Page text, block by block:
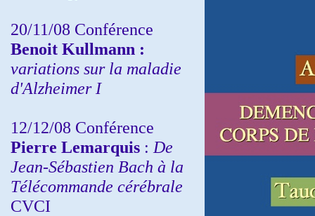
20/11/08 Conférence
Benoit Kullmann :
variations sur la maladie
d'Alzheimer I
12/12/08 Conférence
Pierre Lemarquis : De
Jean-Sébastien Bach à la
Télécommande cérébrale
CVCI